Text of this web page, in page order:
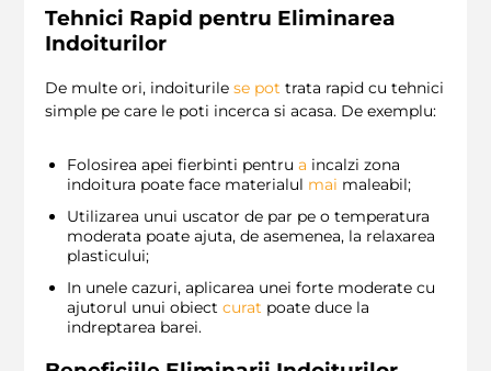
Tehnici Rapid pentru Eliminarea
Indoiturilor
De multe ori, indoiturile se pot trata rapid cu tehnici
simple pe care le poti incerca si acasa. De exemplu:
Folosirea apei fierbinti pentru a incalzi zona
indoitura poate face materialul mai maleabil;
Utilizarea unui uscator de par pe o temperatura
moderata poate ajuta, de asemenea, la relaxarea
plasticului;
In unele cazuri, aplicarea unei forte moderate cu
ajutorul unui obiect curat poate duce la
indreptarea barei.